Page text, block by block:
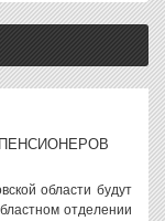
области будут
отделении